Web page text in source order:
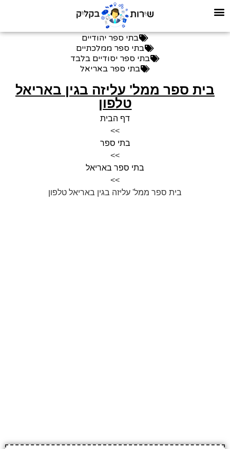
בתי ספר יהודיים
בתי ספר ממלכתיים
בתי ספר יסודיים בלבד
בתי ספר באריאל
בית ספר ממל' עליזה בגין באריאל
טלפון
דף הבית
>>
בתי ספר
>>
בתי ספר באריאל
>>
בית ספר ממל' עליזה בגין באריאל טלפון